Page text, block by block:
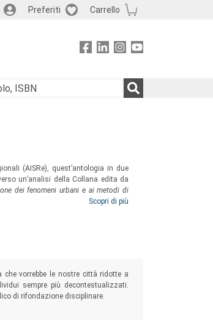
Preferiti Carrello
(AISRe), quest’antologia in due
un’analisi della Collana edita da
dei fenomeni urbani e ai metodi di
in quest’ambito dagli scienziati
all’interno dell’Associazione nello
Scopri di più
che vorrebbe le nostre città ridotte a
sempre più decontestualizzati.
di rifondazione disciplinare.